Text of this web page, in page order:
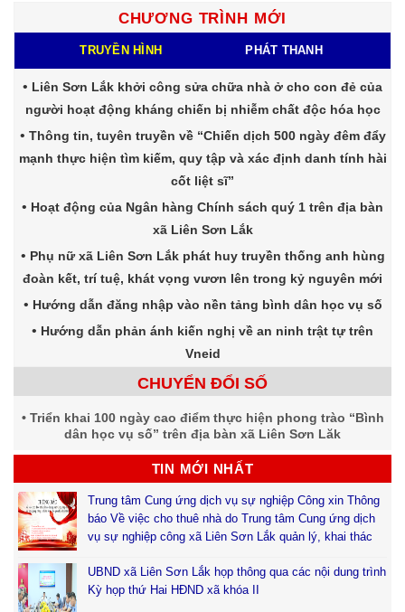
CHƯƠNG TRÌNH MỚI
TRUYỀN HÌNH PHÁT THANH
Liên Sơn Lắk khởi công sửa chữa nhà ở cho con đẻ của
người hoạt động kháng chiến bị nhiễm chất độc hóa học
Thông tin, tuyên truyền về “Chiến dịch 500 ngày đêm đẩy
mạnh thực hiện tìm kiếm, quy tập và xác định danh tính hài
cốt liệt sĩ”
Hoạt động của Ngân hàng Chính sách quý 1 trên địa bàn
xã Liên Sơn Lắk
Phụ nữ xã Liên Sơn Lắk phát huy truyền thống anh hùng
đoàn kết, trí tuệ, khát vọng vươn lên trong kỷ nguyên mới
Hướng dẫn đăng nhập vào nền tảng bình dân học vụ số
Hướng dẫn phản ánh kiến nghị về an ninh trật tự trên
Vneid
CHUYỂN ĐỔI SỐ
Triển khai 100 ngày cao điểm thực hiện phong trào “Bình
dân học vụ số” trên địa bàn xã Liên Sơn Lăk
TIN MỚI NHẤT
Trung tâm Cung ứng dịch vụ sự nghiệp Công xin Thông
báo Về việc cho thuê nhà do Trung tâm Cung ứng dịch
vụ sự nghiệp công xã Liên Sơn Lắk quản lý, khai thác
UBND xã Liên Sơn Lắk họp thông qua các nội dung trình
Kỳ họp thứ Hai HĐND xã khóa II